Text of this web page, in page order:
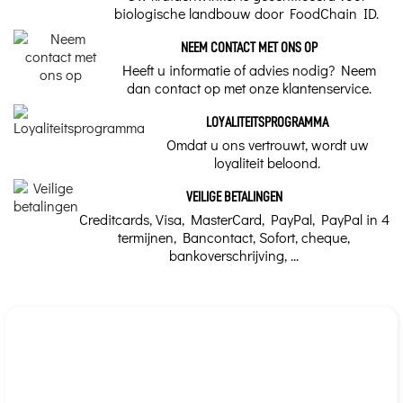
biologische landbouw door FoodChain ID.
NEEM CONTACT MET ONS OP
Heeft u informatie of advies nodig? Neem
dan contact op met onze klantenservice.
LOYALITEITSPROGRAMMA
Omdat u ons vertrouwt, wordt uw
loyaliteit beloond.
VEILIGE BETALINGEN
Creditcards, Visa, MasterCard, PayPal, PayPal in 4
termijnen, Bancontact, Sofort, cheque,
bankoverschrijving, ...